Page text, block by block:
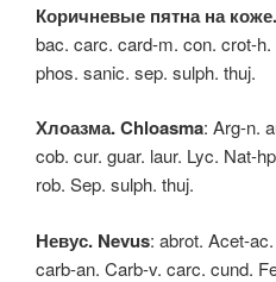
Коричневые пятна на
bac. carc. card-m. con. crot-
phos. sanic. sep. sulph. thuj.
Хлоазма. Chloasma: Arg-n.
cob. cur. guar. laur. Lyc. Nat-
rob. Sep. sulph. thuj.
Невус. Nevus: abrot. Acet-
carb-an. Carb-v. carc. cund.